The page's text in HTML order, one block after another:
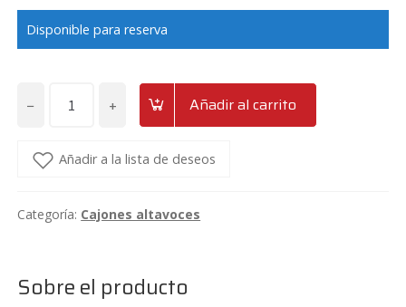
Disponible para reserva
−
para
negro
+ Añadir al carrito
Añadir a la lista de deseos
Categoría: Cajones altavoces
Sobre el producto